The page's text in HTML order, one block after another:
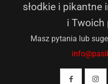
słodkie i pikantne
i Twoich
Masz pytania lub